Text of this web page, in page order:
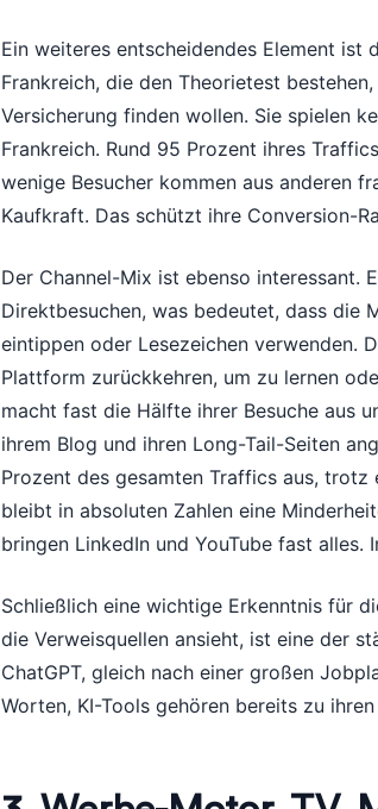
Ein weiteres entscheidendes Element ist
Frankreich, die den Theorietest
Versicherung finden wollen. Sie spielen
Frankreich. Rund 95 Prozent ihres
wenige Besucher kommen aus anderen
Kaufkraft. Das schützt ihre Conversion-
Der Channel-Mix ist ebenso interessant.
Direktbesuchen, was bedeutet, dass die
eintippen oder Lesezeichen verwenden.
Plattform zurückkehren, um zu lernen
macht fast die Hälfte ihrer Besuche aus
ihrem Blog und ihren Long-Tail-Seiten
Prozent des gesamten Traffics aus, trotz
bleibt in absoluten Zahlen eine
bringen LinkedIn und YouTube fast
Schließlich eine wichtige Erkenntnis für
die Verweisquellen ansieht, ist eine der
ChatGPT, gleich nach einer großen
Worten, KI-Tools gehören bereits zu